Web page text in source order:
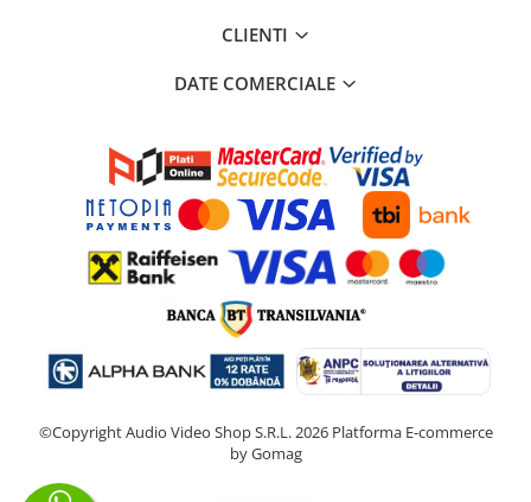
CLIENTI
DATE COMERCIALE
©Copyright Audio Video Shop S.R.L. 2026 Platforma E-commerce
by Gomag